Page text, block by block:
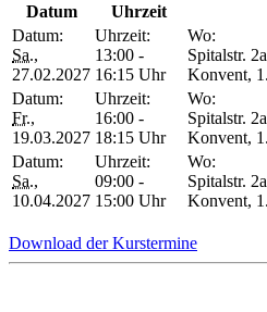
Datum
Uhrzeit
Datum:
Sa.,
27.02.2027
Uhrzeit:
13:00 -
16:15 Uhr
Wo:
Spitalstr.
Konvent,
Datum:
Fr.,
19.03.2027
Uhrzeit:
16:00 -
18:15 Uhr
Wo:
Spitalstr.
Konvent,
Datum:
Sa.,
10.04.2027
Uhrzeit:
09:00 -
15:00 Uhr
Wo:
Spitalstr.
Konvent,
Download der Kurstermine